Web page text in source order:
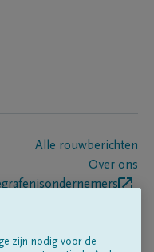
Alle rouwberichten
Over ons
zijn nodig voor de